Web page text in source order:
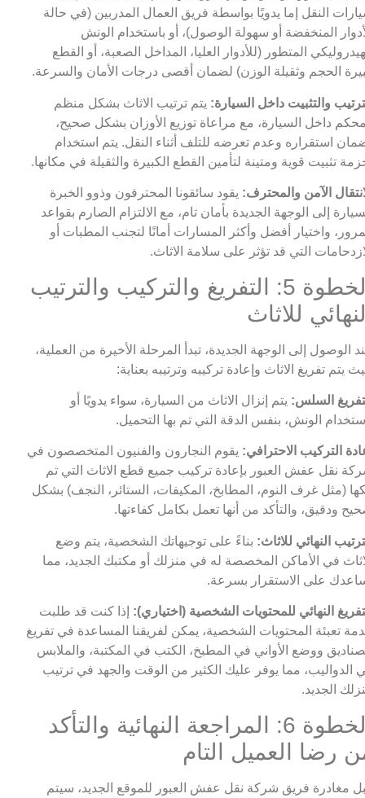
النقل إما يدويًا بواسطة فريق العمال المدربين (في حالة
المنخفضة أو سهولة الوصول)، أو باستخدام الونش
المتطور (للأدوار العليا، المداخل الصعبة، أو القطع
الحجم وثقيلة الوزن) لضمان أقصى درجات الأمان والسرعة.
والتثبيت داخل السيارة: يتم ترتيب الاثاث بشكل منظم
داخل السيارة، مع مراعاة توزيع الأوزان بشكل صحيح،
استقراره وعدم تعرضه للتلف أثناء النقل. يتم استخدام
تثبيت قوية ومتينة لتأمين القطع الكبيرة والثقيلة في مكانها.
الآمن والمحترف: يقود سائقونا المحترفون وذوو الخبرة
إلى الوجهة الجديدة بأمان تام، مع الالتزام الصارم بقواعد
واختيار أفضل وأكثر المسارات أمانًا لتجنب المطبات أو
التي قد تؤثر على سلامة الاثاث.
الخطوة 5: التفريغ والتركيب والترتيب
للاثاث
الوصول إلى الوجهة الجديدة، تبدأ المرحلة الأخيرة من العملية،
يتم تفريغ الاثاث وإعادة تركيبه وترتيبه بعناية:
السلس: يتم إنزال الاثاث من السيارة، سواء يدويًا أو
الونش، بنفس الدقة التي تم بها التحميل.
التركيب الاحترافي: يقوم النجارون والفنيون المتخصصون في
نقل عفش العبور بإعادة تركيب جميع قطع الاثاث التي تم
(مثل غرف النوم، المطابخ، المكيفات، الستائر، النجف) بشكل
ودقيق، والتأكد من أنها تعمل بكامل كفاءتها.
النهائي للاثاث: بناءً على توجيهاتك الشخصية، يتم وضع
في الأماكن المخصصة له في منزلك أو مكتبك الجديد، مما
على الاستقرار بسرعة.
النهائي للمحتويات الشخصية (اختياري): إذا كنت قد طلبت
تعبئة المحتويات الشخصية، يمكن لفريقنا المساعدة في تفريغ
ووضع الأواني في المطبخ، الكتب في المكتبة، والملابس
الدواليب، مما يوفر عليك الكثير من الوقت والجهد في ترتيب
الجديد.
الخطوة 6: المراجعة النهائية والتأكد
رضا العميل التام
مغادرة فريق شركة نقل عفش العبور للموقع الجديد، سيتم